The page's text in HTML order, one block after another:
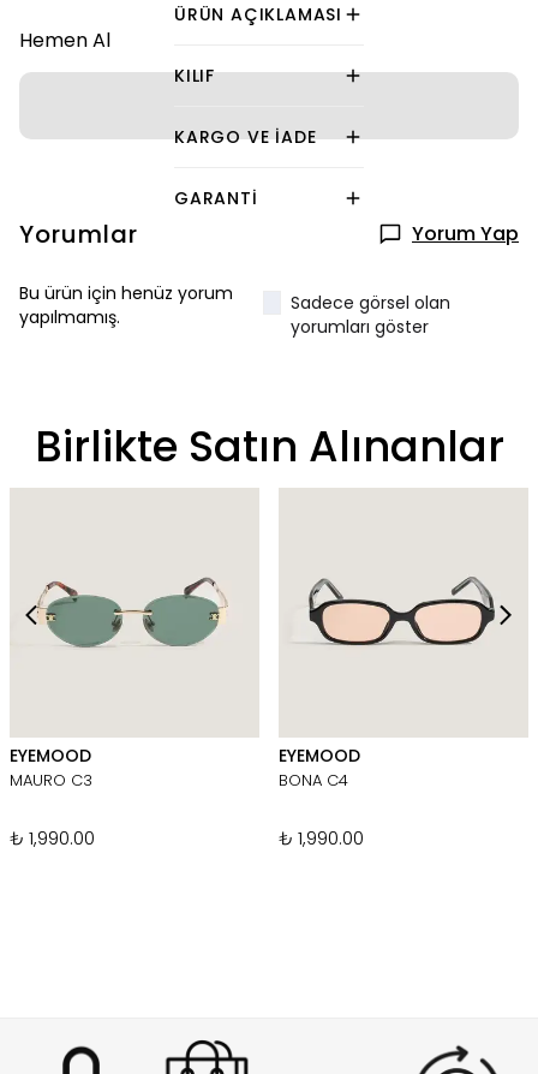
Hemen Al
ÜRÜN AÇIKLAMASI
KILIF
KARGO VE İADE
GARANTI
Yorumlar Yorum Yap
Bu ürün için henüz yorum
yapılmamış.
Sadece görsel olan
yorumları göster
Birlikte Satın Alınanlar
EYEMOOD
MAURO C3
₺ 1,990.00
EYEMOOD
BONA C4
₺ 1,990.00